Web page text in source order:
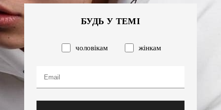
БУДЬ У ТЕМІ
чоловікам жінкам